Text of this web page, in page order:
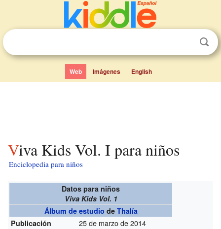
Web Imágenes English
Viva Kids Vol. I para niños
Enciclopedia para niños
Datos para niños
Viva Kids Vol. 1
Álbum de estudio de Thalía
Publicación
25 de marzo de 2014